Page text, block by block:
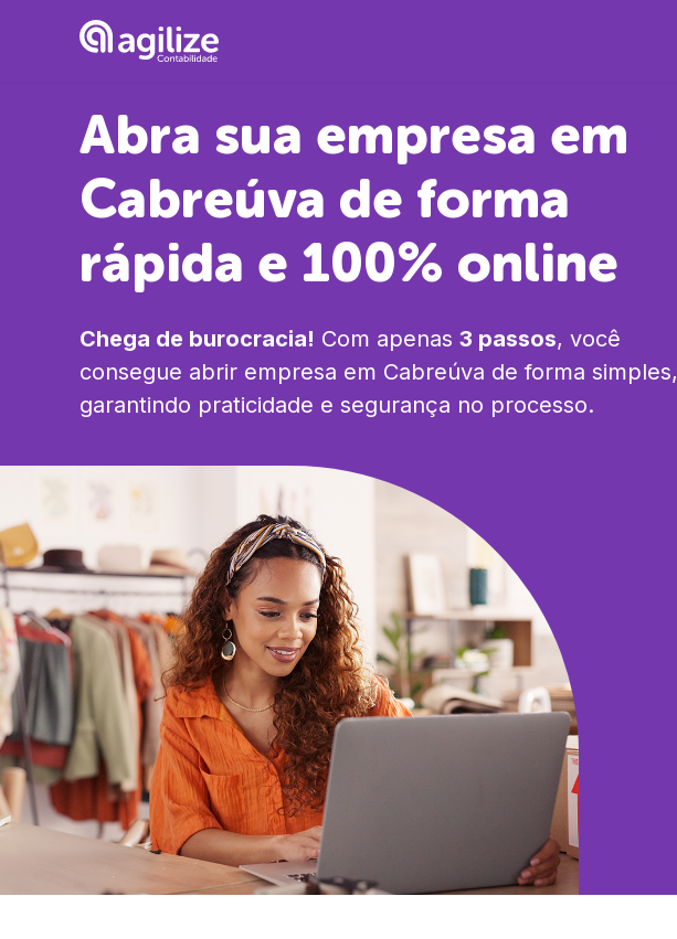
Abra sua empresa em
Cabreúva de forma
rápida e 100% online
Chega de burocracia! Com apenas 3 passos, você
consegue abrir empresa em Cabreúva de forma simples,
garantindo praticidade e segurança no processo.